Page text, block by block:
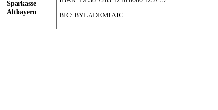
Sparkasse
Altbayern
BIC: BYLADEM1AIC